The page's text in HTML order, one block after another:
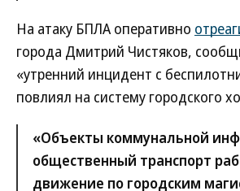
На атаку БПЛА оперативно
города Дмитрий Чистяков,
«утренний инцидент с
повлиял на систему городского
«Объекты коммунальной
общественный транспорт
движение по городским